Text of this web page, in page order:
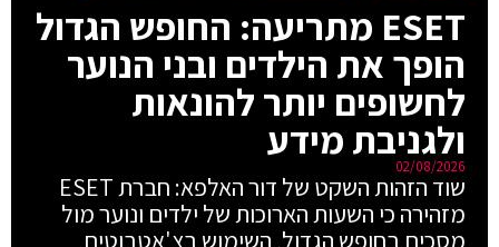
ESET מתריעה: החופש הגדול
הופך את הילדים ובני הנוער
לחשופים יותר להונאות
ולגניבת מידע
02/08/2026
שוד הזהות השקט של דור האלפא: חברת ESET
מזהירה כי השעות הארוכות של ילדים ונוער מול
מסכים בחופש הגדול, השימוש בצ'אטבוטים